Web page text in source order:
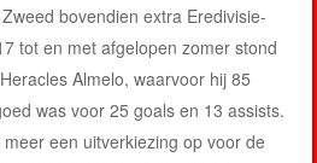
bovendien extra Eredivisie-
tot en met afgelopen zomer stond
Almelo, waarvoor hij 85
was voor 25 goals en 13 assists.
een uitverkiezing op voor de